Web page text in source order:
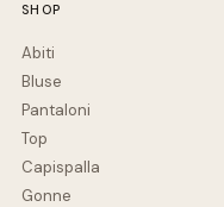
SHOP
Abiti
Bluse
Pantaloni
Top
Capispalla
Gonne